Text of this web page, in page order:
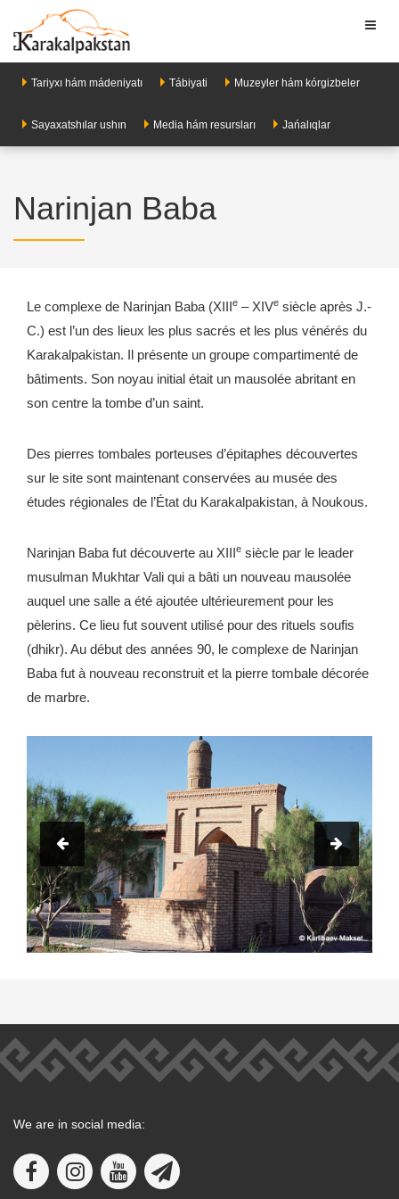
Tariyxı hám mádeniyatı Tábiyati Muzeyler hám kórgizbeler
Sayaxatshılar ushın Media hám resursları Jańalıqlar
Narinjan Baba
Le complexe de Narinjan Baba (XIIIe – XIVe siècle après J.-
C.) est l’un des lieux les plus sacrés et les plus vénérés du
Karakalpakistan. Il présente un groupe compartimenté de
bâtiments. Son noyau initial était un mausolée abritant en
son centre la tombe d’un saint.
Des pierres tombales porteuses d’épitaphes découvertes
sur le site sont maintenant conservées au musée des
études régionales de l’État du Karakalpakistan, à Noukous.
Narinjan Baba fut découverte au XIIIe siècle par le leader
musulman Mukhtar Vali qui a bâti un nouveau mausolée
auquel une salle a été ajoutée ultérieurement pour les
pèlerins. Ce lieu fut souvent utilisé pour des rituels soufis
(dhikr). Au début des années 90, le complexe de Narinjan
Baba fut à nouveau reconstruit et la pierre tombale décorée
de marbre.
We are in social media: